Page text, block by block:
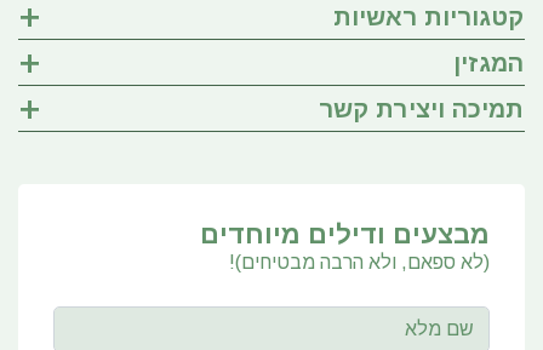
קטגוריות ראשיות
המגזין
תמיכה ויצירת קשר
מבצעים ודילים מיוחדים
(לא ספאם, ולא הרבה מבטיחים)!